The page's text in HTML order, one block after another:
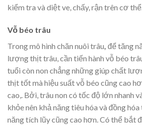
kiểm tra và diệt ve, chấy, rận trên cơ
Vỗ béo trâu
Trong mô hình chăn nuôi trâu để tăng
lượng thịt trâu, cần tiến hành vỗ béo
tuổi còn non chẳng những giúp chất
thịt tốt mà hiệu suất vỗ béo cũng cao
cao,. Bởi, trâu non có tốc độ lớn nhanh
khỏe nên khả năng tiêu hóa và đồng
năng tích lũy cũng cao hơn. Có thể bắt